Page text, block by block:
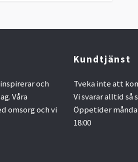
och
Våra
omsorg och vi
Kundtjänst
Tveka inte att
Vi svarar alltid så
Öppetider
18:00